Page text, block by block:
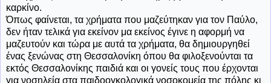
καρκίνο.
Όπως φαίνεται, τα χρήματα που μαζεύτηκαν για τον Παύλο,
δεν ήταν τελικά για εκείνον μα εκείνος έγινε η αφορμή να
μαζευτούν και τώρα με αυτά τα χρήματα, θα δημιουργηθεί
ένας ξενώνας στη Θεσσαλονίκη όπου θα φιλοξενούνται τα
εκτός Θεσσαλονίκης παιδιά και οι γονείς τους που έρχονται
για νοσηλεία στα παιδοογκολογικά νοσοκομεία της πόλης κι